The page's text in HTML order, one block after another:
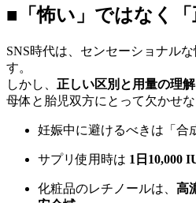
■「怖い」ではなく「
SNS時代は、センセーショナル
す。
しかし、 正しい区別と用量の理解
母体と胎児双方にとって欠かせ
妊娠中に避けるべきは「合
サプリ使用時は 1日10,000
化粧品のレチノールは、 高